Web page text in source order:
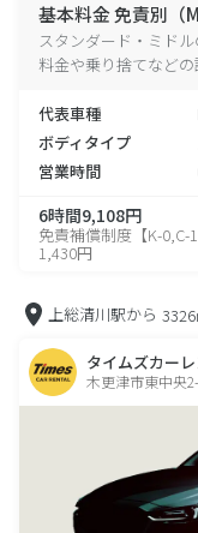
基本料金 免責別（
スタンダード・ミド
料金や乗り捨てなど
代表車種
ボディタイプ
営業時間
6時間9,108円
免責補償制度【K-0,C-
1,430円
上総清川駅から
タイムズカー
木更津市東中央